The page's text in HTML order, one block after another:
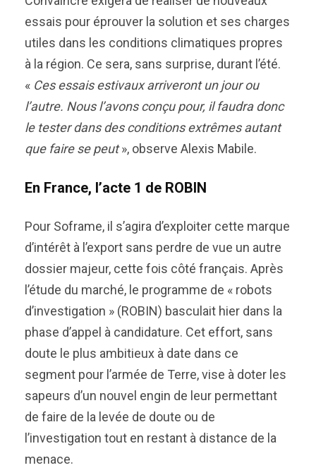
essais pour éprouver la solution et ses charges
utiles dans les conditions climatiques propres
à la région. Ce sera, sans surprise, durant l’été.
« Ces essais estivaux arriveront un jour ou
l’autre. Nous l’avons conçu pour, il faudra donc
le tester dans des conditions extrêmes autant
que faire se peut», observe Alexis Mabile.
En France, l’acte 1 de ROBIN
Pour Soframe, il s’agira d’exploiter cette marque
d’intérêt à l’export sans perdre de vue un autre
dossier majeur, cette fois côté français. Après
l’étude du marché, le programme de « robots
d’investigation » (ROBIN) basculait hier dans la
phase d’appel à candidature. Cet effort, sans
doute le plus ambitieux à date dans ce
segment pour l’armée de Terre, vise à doter les
sapeurs d’un nouvel engin de leur permettant
de faire de la levée de doute ou de
l’investigation tout en restant à distance de la
menace.